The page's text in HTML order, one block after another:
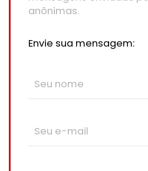
anônimas.
Envie sua mensagem: